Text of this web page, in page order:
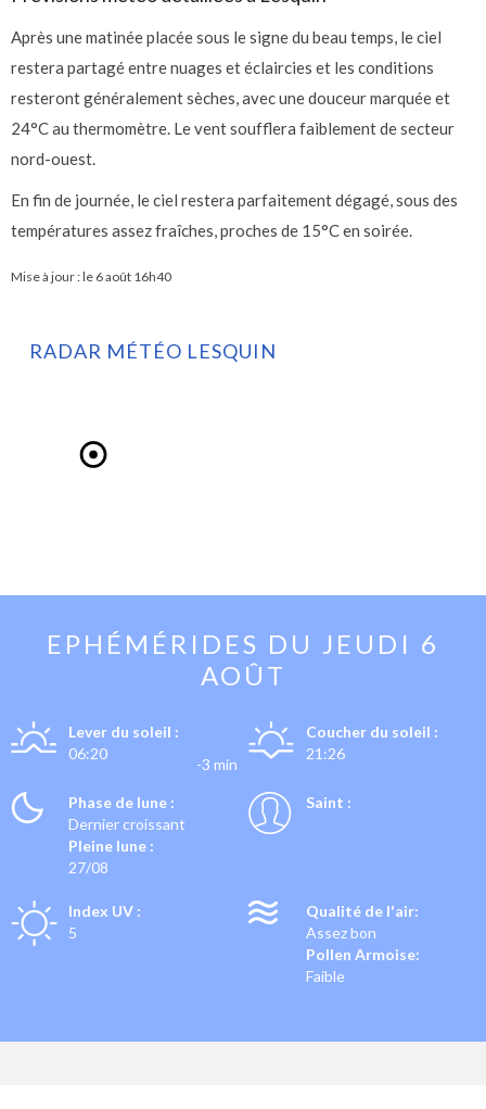
Après une matinée placée sous le signe du beau temps, le ciel
restera partagé entre nuages et éclaircies et les conditions
resteront généralement sèches, avec une douceur marquée et
24°C au thermomètre. Le vent soufflera faiblement de secteur
nord-ouest.
En fin de journée, le ciel restera parfaitement dégagé, sous des
températures assez fraîches, proches de 15°C en soirée.
Mise à jour : le 6 août 16h40
RADAR MÉTÉO LESQUIN
EPHÉMÉRIDES DU JEUDI 6
AOÛT
Lever du soleil :
06:20
-3 min
Coucher du soleil :
21:26
Phase de lune :
Dernier croissant
Pleine lune :
27/08
Saint :
Index UV :
5
Qualité de l'air:
Assez bon
Pollen Armoise:
Faible